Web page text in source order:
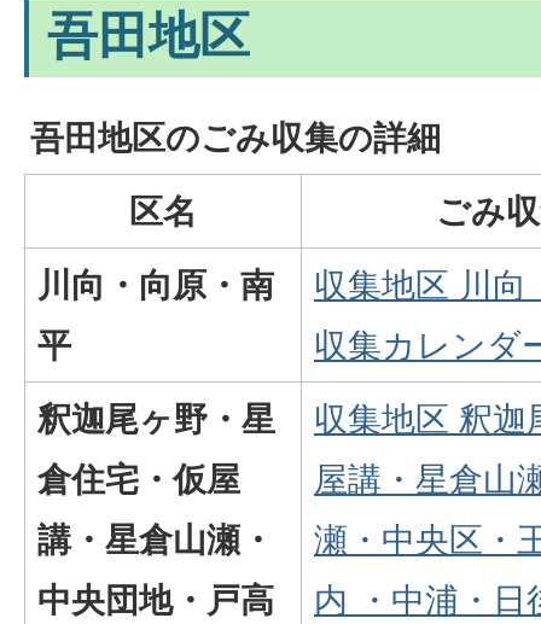
吾田地区
吾田地区のごみ収集の詳細
区名
ごみ
川向・向原・南
平
収集地区 川
収集カレンダ
釈迦尾ヶ野・星
倉住宅・仮屋
講・星倉山瀬・
中央団地・戸高
収集地区 釈迦
屋講・星倉山
瀬・中央区・
内 ・中浦・日